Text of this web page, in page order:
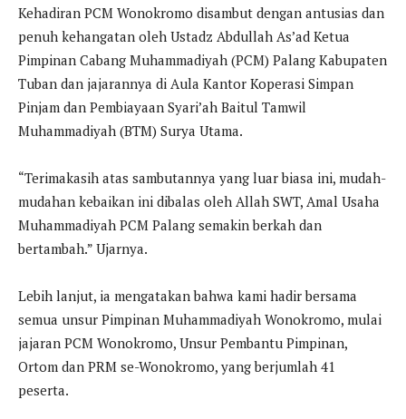
Kehadiran PCM Wonokromo disambut dengan antusias dan
penuh kehangatan oleh Ustadz Abdullah As’ad Ketua
Pimpinan Cabang Muhammadiyah (PCM) Palang Kabupaten
Tuban dan jajarannya di Aula Kantor Koperasi Simpan
Pinjam dan Pembiayaan Syari’ah Baitul Tamwil
Muhammadiyah (BTM) Surya Utama.
“Terimakasih atas sambutannya yang luar biasa ini, mudah-
mudahan kebaikan ini dibalas oleh Allah SWT, Amal Usaha
Muhammadiyah PCM Palang semakin berkah dan
bertambah.” Ujarnya.
Lebih lanjut, ia mengatakan bahwa kami hadir bersama
semua unsur Pimpinan Muhammadiyah Wonokromo, mulai
jajaran PCM Wonokromo, Unsur Pembantu Pimpinan,
Ortom dan PRM se-Wonokromo, yang berjumlah 41
peserta.